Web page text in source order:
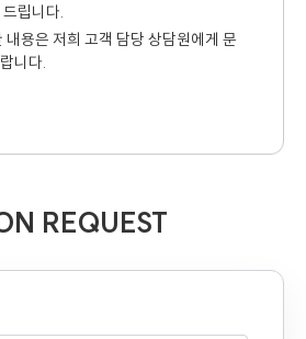
립니다.
용은 저희 고객 담당 상담원에게 문
니다.
REQUEST